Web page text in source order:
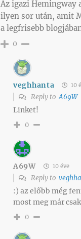
Az igazi Hemingway
ilyen sor után, amit
a legfrisebb
0
veghhanta 10
Reply toA69W
Linket!
0
A69W 10 éve
Reply to
:) az előbb még
most meg már
0